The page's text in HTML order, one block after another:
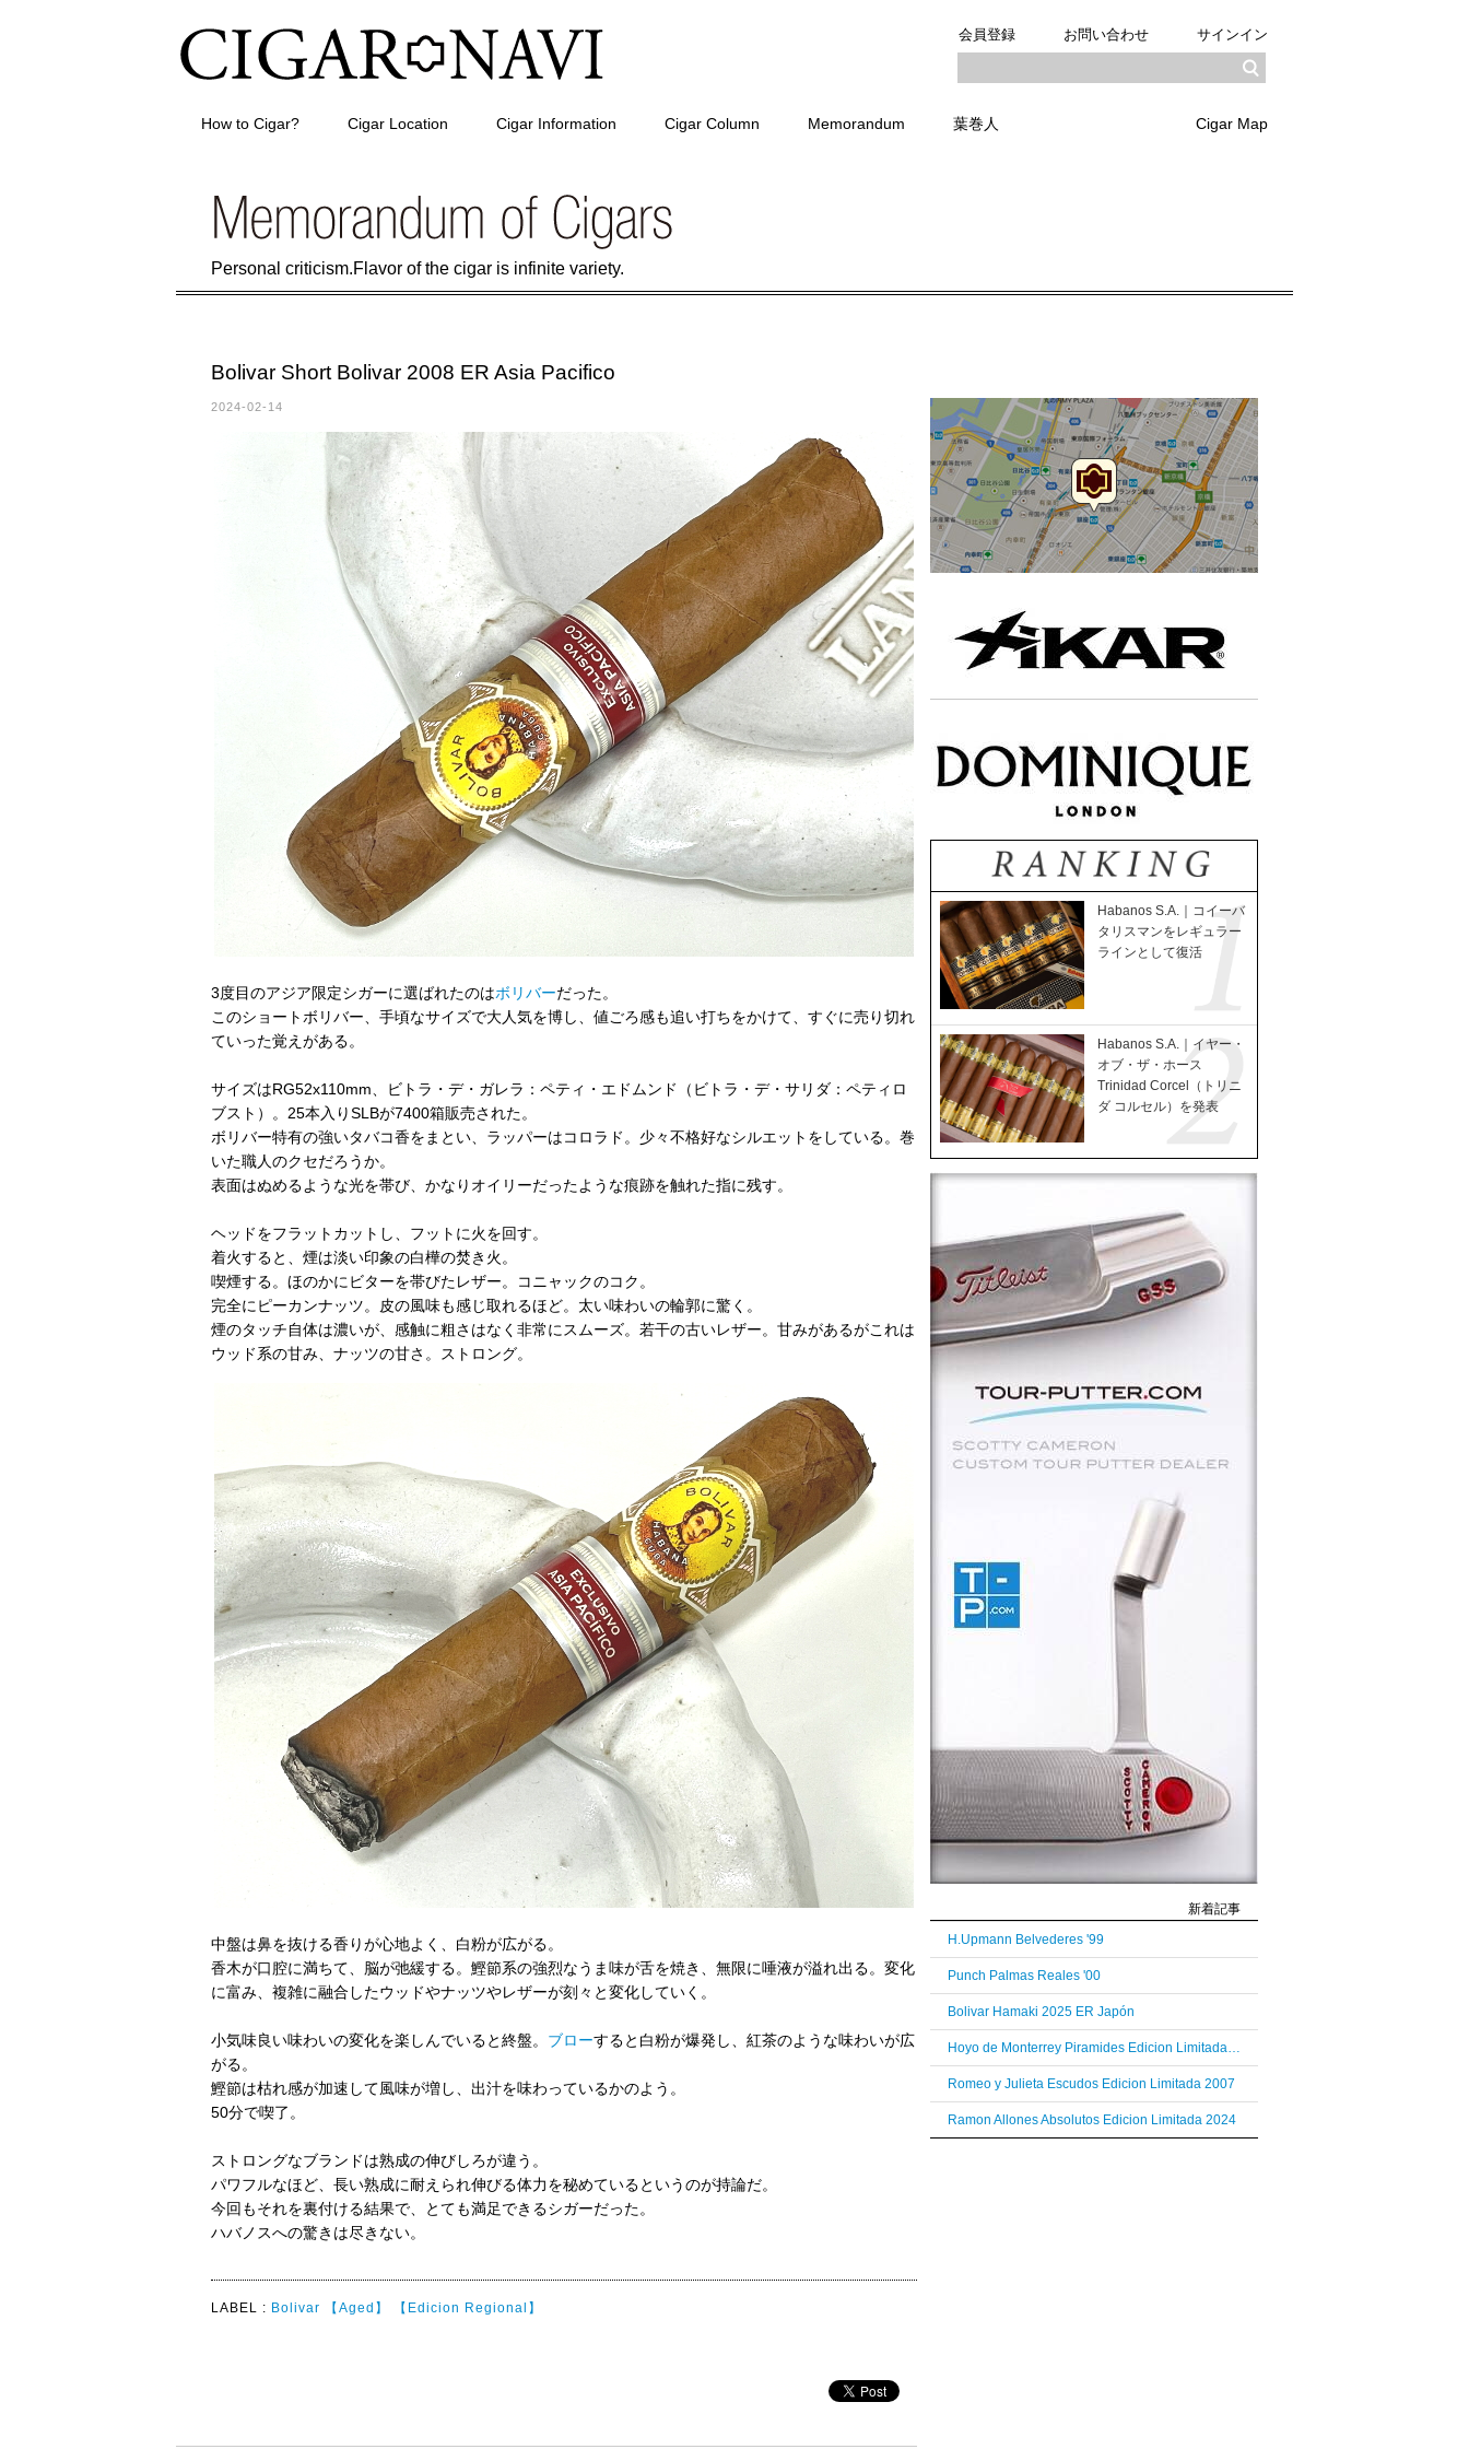
会員登録 お問い合わせ サインイン
How to Cigar? Cigar Location Cigar Information Cigar Column Memorandum 葉巻人 Cigar Map
Personal criticism.Flavor of the cigar is infinite variety.
Bolivar Short Bolivar 2008 ER Asia Pacifico
2024-02-14
3度目のアジア限定シガーに選ばれたのはボリバーだった。
このショートボリバー、手頃なサイズで大人気を博し、値ごろ感も追い打ちをかけて、すぐに売り切れ
ていった覚えがある。
サイズはRG52x110mm、ビトラ・デ・ガレラ：ペティ・エドムンド（ビトラ・デ・サリダ：ペティロ
ブスト）。25本入りSLBが7400箱販売された。
ボリバー特有の強いタバコ香をまとい、ラッパーはコロラド。少々不格好なシルエットをしている。巻
いた職人のクセだろうか。
表面はぬめるような光を帯び、かなりオイリーだったような痕跡を触れた指に残す。
ヘッドをフラットカットし、フットに火を回す。
着火すると、煙は淡い印象の白樺の焚き火。
喫煙する。ほのかにビターを帯びたレザー。コニャックのコク。
完全にピーカンナッツ。皮の風味も感じ取れるほど。太い味わいの輪郭に驚く。
煙のタッチ自体は濃いが、感触に粗さはなく非常にスムーズ。若干の古いレザー。甘みがあるがこれは
ウッド系の甘み、ナッツの甘さ。ストロング。
中盤は鼻を抜ける香りが心地よく、白粉が広がる。
香木が口腔に満ちて、脳が弛緩する。鰹節系の強烈なうま味が舌を焼き、無限に唾液が溢れ出る。変化
に富み、複雑に融合したウッドやナッツやレザーが刻々と変化していく。
小気味良い味わいの変化を楽しんでいると終盤。 ブローすると白粉が爆発し、紅茶のような味わいが広
がる。
鰹節は枯れ感が加速して風味が増し、出汁を味わっているかのよう。
50分で喫了。
ストロングなブランドは熟成の伸びしろが違う。
パワフルなほど、長い熟成に耐えられ伸びる体力を秘めているというのが持論だ。
今回もそれを裏付ける結果で、とても満足できるシガーだった。
ハバノスへの驚きは尽きない。
LABEL : Bolivar 【Aged】 【Edicion Regional】
Habanos S.A.｜コイーバ
タリスマンをレギュラー
ラインとして復活
Habanos S.A.｜イヤー・
オブ・ザ・ホース
Trinidad Corcel（トリニ
ダ コルセル）を発表
新着記事
H.Upmann Belvederes '99
Punch Palmas Reales '00
Bolivar Hamaki 2025 ER Japón
Hoyo de Monterrey Piramides Edicion Limitada 2003
Romeo y Julieta Escudos Edicion Limitada 2007
Ramon Allones Absolutos Edicion Limitada 2024